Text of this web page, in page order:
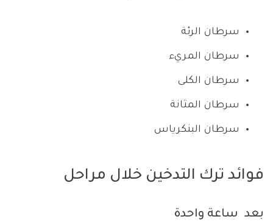
سرطان الرئة
سرطان المريء
سرطان الكلى
سرطان المثانة
سرطان البنكرياس
فوائد ترك التدخين خلال مراحل
بعد ساعة واحدة